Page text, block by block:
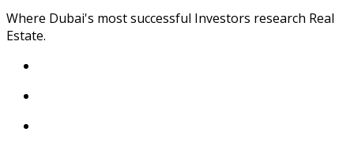
Where Dubai's most successful Investors research Real
Estate.